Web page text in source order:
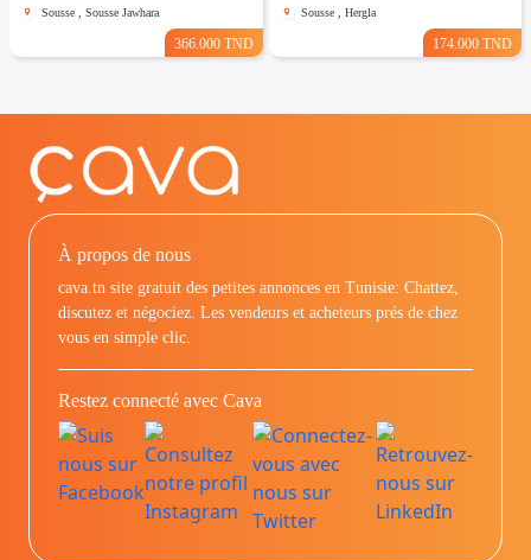
Sousse , Sousse Jawhara
366.000 TND
Sousse , Hergla
174.000 TND
À propos de nous
cava.tn site gratuit des petites annonces en Tunisie: Chattez,
discutez et négociez. Les vendeurs et acheteurs prés de chez
vous en simple clic.
Restez connecté avec Cava